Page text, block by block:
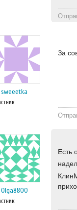
sweeetka
За
Olga8800
Есть